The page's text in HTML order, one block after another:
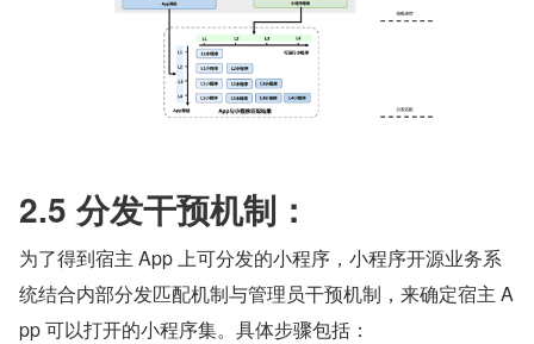
2.5 分发干预机制：
为了得到宿主 App 上可分发的小程序，小程序开源业务系
统结合内部分发匹配机制与管理员干预机制，来确定宿主 A
pp 可以打开的小程序集。具体步骤包括：